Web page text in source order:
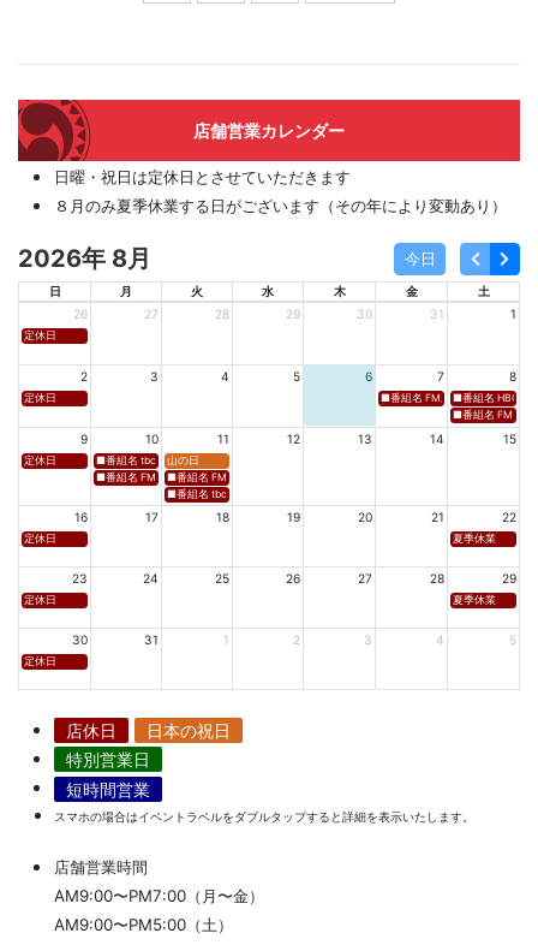
店舗営業カレンダー
日曜・祝日は定休日とさせていただきます
８月のみ夏季休業する日がございます（その年により変動あり）
2026年 8月 今日
日 月 火 水 木 金
土
26
27 28 29 30 31 1
定休日
2 3 4 5 6 7 8
定休日 ■番組名 FM新潟「SOUND
■番組名 HBC北
■番組名 FM 福
9 10 11 12 13 14 15
定休日 ■番組名 tbcラジオ「en∞Voyage(エン・ボヤージュ)」 ■放送日時 https://www.tbc-
山の日
■番組名 FM秋田「mix」 ■放送日時 https://www.fm-akita.co.jp/program/ ※黒沢 薫、安岡
■番組名 FM山形「WAVE4yamagata EXCEED」 ■放送日時 https://
■番組名 tbc東北放送「ウォッチン！みやぎ」 ■放送日時 https://www.tbc-
16 17 18 19 20 21 22
定休日 夏季休業
23 24 25 26 27 28 29
定休日 夏季休業
30 31 1 2 3 4 5
定休日
店休日
日本の祝日
特別営業日
短時間営業
スマホの場合はイベントラベルをダブルタップすると詳細を表示いたします。
店舗営業時間
AM9:00〜PM7:00（月〜金）
AM9:00〜PM5:00（土）